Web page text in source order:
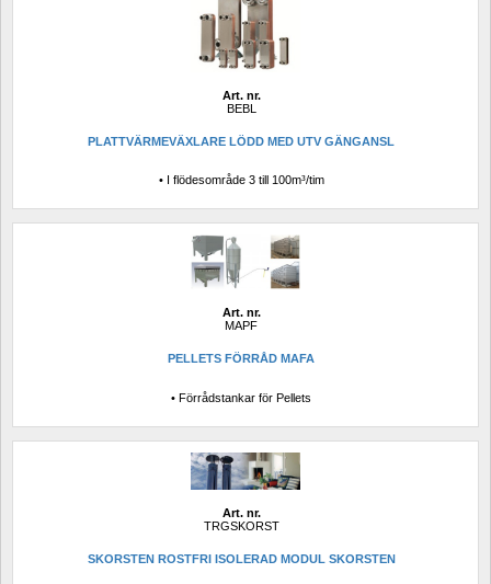
Art. nr.
BEBL
PLATTVÄRMEVÄXLARE LÖDD MED UTV GÄNGANSL
• I flödesområde 3 till 100m³/tim
Art. nr.
MAPF
PELLETS FÖRRÅD MAFA
• Förrådstankar för Pellets
Art. nr.
TRGSKORST
SKORSTEN ROSTFRI ISOLERAD MODUL SKORSTEN